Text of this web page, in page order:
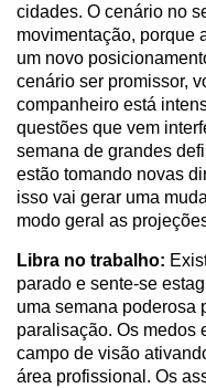
cidades. O cenário no
movimentação, porque
um novo
cenário ser promissor,
companheiro está
questões que vem
semana de grandes
estão tomando novas
isso vai gerar uma
modo geral as
Libra no trabalho:
parado e sente-se
uma semana poderosa
paralisação. Os medos
campo de visão
área profissional. Os